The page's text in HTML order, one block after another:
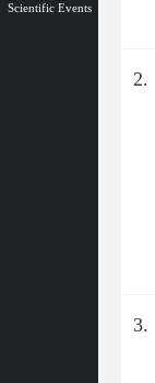
Scientific Events
2.
3.